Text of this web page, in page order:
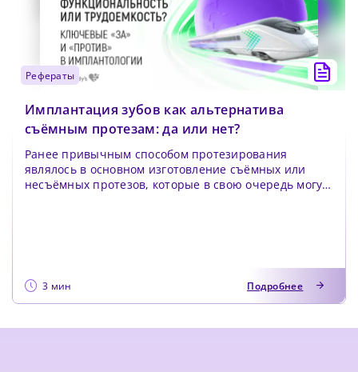
рефераты
Имплантация зубов как альтернатива
съёмным протезам: да или нет?
Ранее привычным способом протезирования
являлось в основном изготовление съёмных или
несъёмных протезов, которые в свою очередь могут
3 мин Подробнее